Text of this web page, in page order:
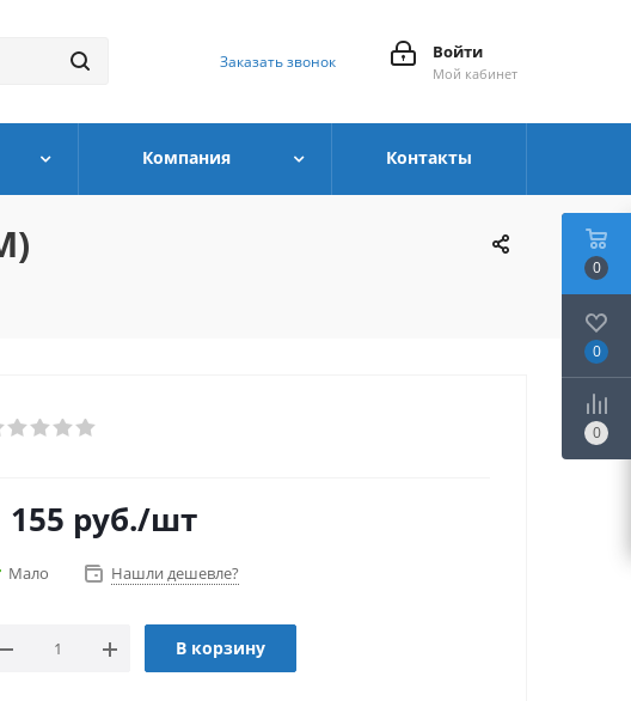
Войти
Мой кабинет
Заказать звонок
Компания Контакты
155 руб./шт
Мало Нашли дешевле?
В корзину
0
0
0